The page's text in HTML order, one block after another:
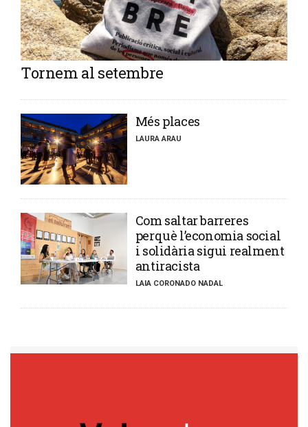
Tornem al setembre
​Més places
LAURA ARAU
​Com saltar barreres
perquè l’economia social
i solidària sigui realment
antiracista
LAIA CORONADO NADAL